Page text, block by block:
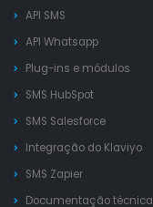
API SMS
API Whatsapp
Plug-ins e módulos
SMS HubSpot
SMS Salesforce
Integração do Klaviyo
SMS Zapier
Documentação técnica